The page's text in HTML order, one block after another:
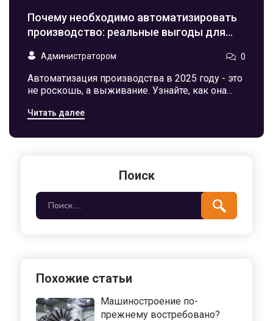
Почему необходимо автоматизировать
производство: реальные выгоды для
Администратором 0
Автоматизация производства в 2025 году - это
не роскошь, а выживание. Узнайте, как она
новые рабочие места на заводах России.
Читать далее
Поиск
Похожие статьи
Машиностроение по-
прежнему востребовано?